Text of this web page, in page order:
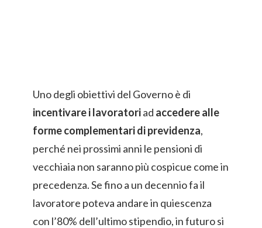
Uno degli obiettivi del Governo è di
incentivare i lavoratoriad accedere alle
forme complementari di previdenza,
perché nei prossimi anni le pensioni di
vecchiaia non saranno più cospicue come in
precedenza. Se fino a un decennio fa il
lavoratore poteva andare in quiescenza
con l’80% dell’ultimo stipendio, in futuro si